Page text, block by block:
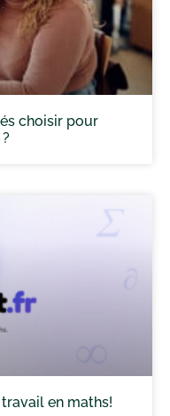
choisir pour
en maths!